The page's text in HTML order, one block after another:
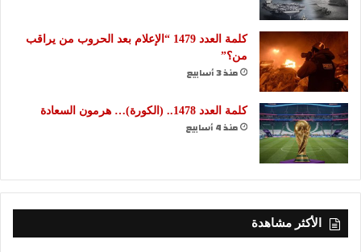
كلمة العدد 1479 “الإعلام بعد الحروب من يراقب
من؟”
منذ 3 أسابيع
كلمة العدد 1478.. (الكورة)… هرمون السعادة
منذ 4 أسابيع
الأكثر مشاهدة